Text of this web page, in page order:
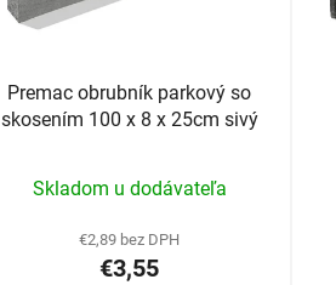
Premac obrubník parkový so
skosením 100 x 8 x 25cm sivý
hodnotenie
produktu
je
Skladom u dodávateľa
€2,89 bez DPH
€3,55